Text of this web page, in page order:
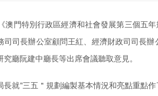
澳門特別行政區經濟和社會發展第三個五
司司長辦公室顧問王紅、經濟財政司司長
究廳阮建中廳長等出席會議聽取意見。
長就“三五＂規劃編製基本情況和亮點重點